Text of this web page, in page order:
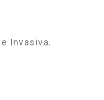
Invasiva.